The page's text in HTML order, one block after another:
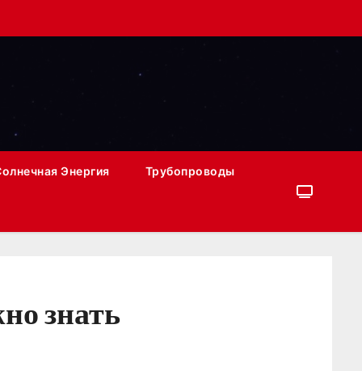
Энергия Трубопроводы
знать